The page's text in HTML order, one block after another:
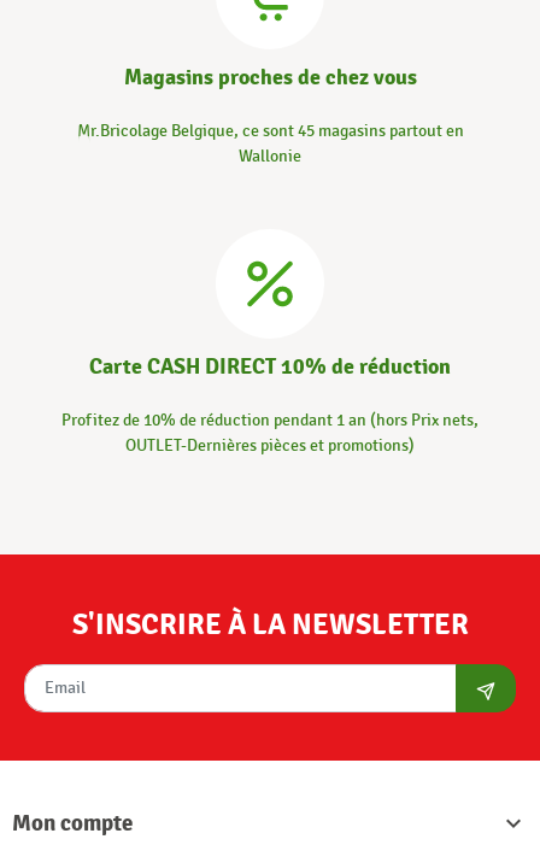
Magasins proches de chez vous
Mr.Bricolage Belgique, ce sont 45 magasins partout en
Wallonie
Carte CASH DIRECT 10% de réduction
Profitez de 10% de réduction pendant 1 an (hors Prix nets,
OUTLET-Dernières pièces et promotions)
S'INSCRIRE À LA NEWSLETTER
Mon compte 